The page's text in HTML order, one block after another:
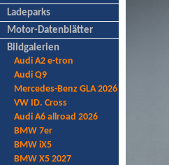
Ladeparks
Motor-Datenblätter
Bildgalerien
Audi A2 e-tron
Audi Q9
Mercedes-Benz GLA 2026
VW ID. Cross
Audi A6 allroad 2026
BMW 7er
BMW iX5
BMW X5 2027